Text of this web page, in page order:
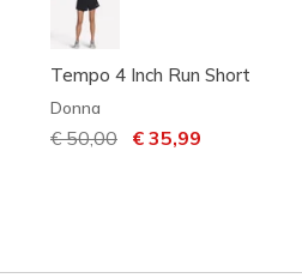
Tempo 4 Inch Run Short
Donna
Prezzo ridotto da
€ 50,00 per
€ 35,99